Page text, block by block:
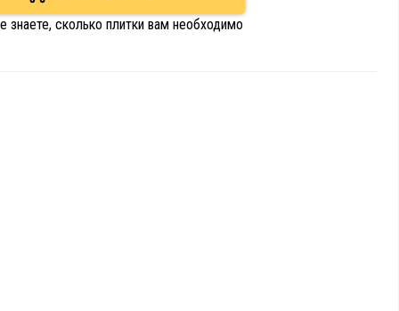
знаете, сколько плитки вам необходимо